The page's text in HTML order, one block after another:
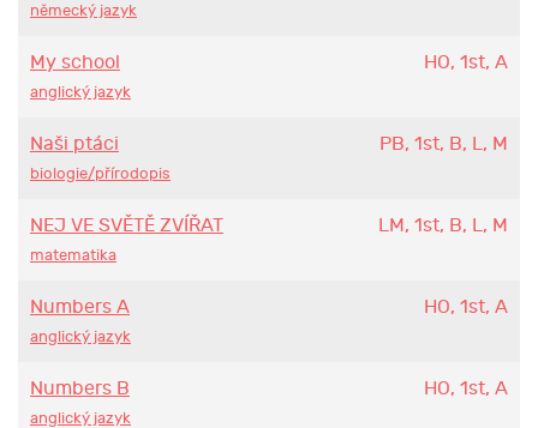
německý jazyk
My school HO, 1st, A
anglický jazyk
Naši ptáci PB, 1st, B, L, M
biologie/přírodopis
NEJ VE SVĚTĚ ZVÍŘAT LM, 1st, B, L, M
matematika
Numbers A HO, 1st, A
anglický jazyk
Numbers B HO, 1st, A
anglický jazyk